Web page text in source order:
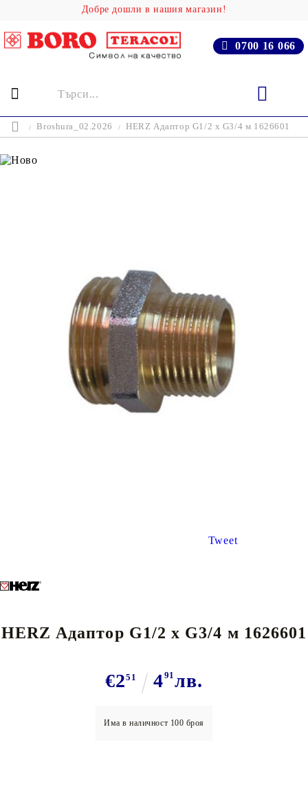
Добре дошли в нашия магазин!
0700 16 066
Broshura_02.2026 HERZ Адаптор G1/2 x G3/4 м 1626601
Tweet
HERZ Адаптор G1/2 x G3/4 м 1626601
€251 491 лв.
Има в наличност 100 броя